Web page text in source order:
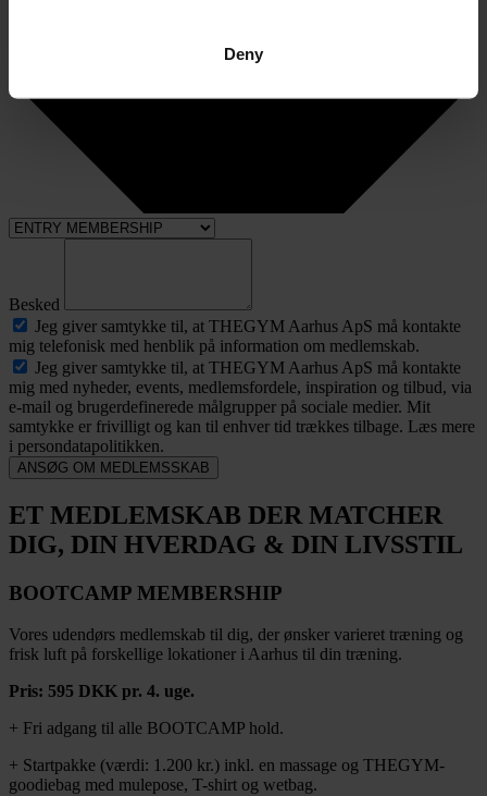
Deny
Besked
Jeg giver samtykke til, at THEGYM Aarhus ApS må kontakte
mig telefonisk med henblik på information om medlemskab.
Jeg giver samtykke til, at THEGYM Aarhus ApS må kontakte
mig med nyheder, events, medlemsfordele, inspiration og tilbud, via
e-mail og brugerdefinerede målgrupper på sociale medier. Mit
samtykke er frivilligt og kan til enhver tid trækkes tilbage. Læs mere
i persondatapolitikken.
ANSØG OM MEDLEMSSKAB
ET MEDLEMSKAB DER MATCHER
DIG, DIN HVERDAG & DIN LIVSSTIL
BOOTCAMP MEMBERSHIP
Vores udendørs medlemskab til dig, der ønsker varieret træning og
frisk luft på forskellige lokationer i Aarhus til din træning.
Pris: 595 DKK pr. 4. uge.
+ Fri adgang til alle BOOTCAMP hold.
+ Startpakke (værdi: 1.200 kr.) inkl. en massage og THEGYM-
goodiebag med mulepose, T-shirt og wetbag.